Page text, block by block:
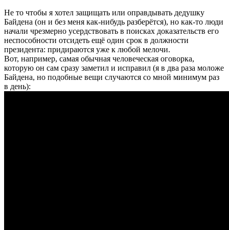
Не то чтобы я хотел защищать или оправдывать дедушку
Байдена (он и без меня как-нибудь разберётся), но как-то люди
начали чрезмерно усердствовать в поисках доказательств его
неспособности отсидеть ещё один срок в должности
президента: придираются уже к любой мелочи.
Вот, например, самая обычная человеческая оговорка,
которую он сам сразу заметил и исправил (я в два раза моложе
Байдена, но подобные вещи случаются со мной минимум раз
в день):